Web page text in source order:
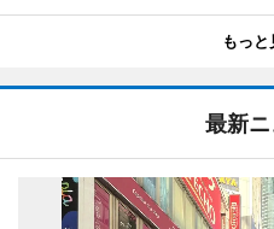
もっと
最新